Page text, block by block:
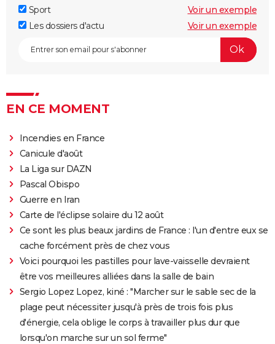
Sport
Voir un exemple
Les dossiers d'actu
Voir un exemple
EN CE MOMENT
Incendies en France
Canicule d'août
La Liga sur DAZN
Pascal Obispo
Guerre en Iran
Carte de l'éclipse solaire du 12 août
Ce sont les plus beaux jardins de France : l'un d'entre eux se
cache forcément près de chez vous
Voici pourquoi les pastilles pour lave-vaisselle devraient
être vos meilleures alliées dans la salle de bain
Sergio Lopez Lopez, kiné : "Marcher sur le sable sec de la
plage peut nécessiter jusqu'à près de trois fois plus
d'énergie, cela oblige le corps à travailler plus dur que
lorsqu'on marche sur un sol ferme"